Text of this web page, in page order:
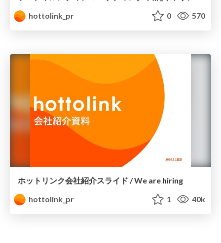
hottolink_pr
0 570
ホットリンク会社紹介スライド / We are hiring
hottolink_pr
1 40k